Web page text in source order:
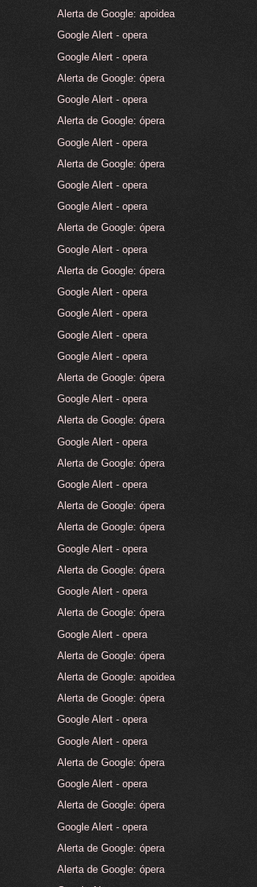
Alerta de Google: apoidea
Google Alert - opera
Google Alert - opera
Alerta de Google: ópera
Google Alert - opera
Alerta de Google: ópera
Google Alert - opera
Alerta de Google: ópera
Google Alert - opera
Google Alert - opera
Alerta de Google: ópera
Google Alert - opera
Alerta de Google: ópera
Google Alert - opera
Google Alert - opera
Google Alert - opera
Google Alert - opera
Alerta de Google: ópera
Google Alert - opera
Alerta de Google: ópera
Google Alert - opera
Alerta de Google: ópera
Google Alert - opera
Alerta de Google: ópera
Alerta de Google: ópera
Google Alert - opera
Alerta de Google: ópera
Google Alert - opera
Alerta de Google: ópera
Google Alert - opera
Alerta de Google: ópera
Alerta de Google: apoidea
Alerta de Google: ópera
Google Alert - opera
Google Alert - opera
Alerta de Google: ópera
Google Alert - opera
Alerta de Google: ópera
Google Alert - opera
Alerta de Google: ópera
Alerta de Google: ópera